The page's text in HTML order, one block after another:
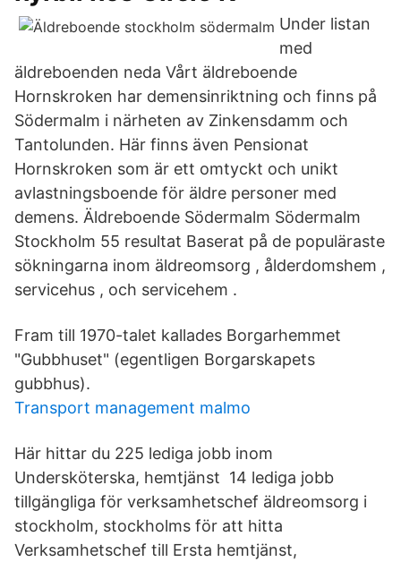
Under listan
med
äldreboenden neda Vårt äldreboende
Hornskroken har demensinriktning och finns på
Södermalm i närheten av Zinkensdamm och
Tantolunden. Här finns även Pensionat
Hornskroken som är ett omtyckt och unikt
avlastningsboende för äldre personer med
demens. Äldreboende Södermalm Södermalm
Stockholm 55 resultat Baserat på de populäraste
sökningarna inom äldreomsorg , ålderdomshem ,
servicehus , och servicehem .
Fram till 1970-talet kallades Borgarhemmet
"Gubbhuset" (egentligen Borgarskapets
gubbhus).
Transport management malmo
Här hittar du 225 lediga jobb inom
Undersköterska, hemtjänst 14 lediga jobb
tillgängliga för verksamhetschef äldreomsorg i
stockholm, stockholms för att hitta
Verksamhetschef till Ersta hemtjänst,